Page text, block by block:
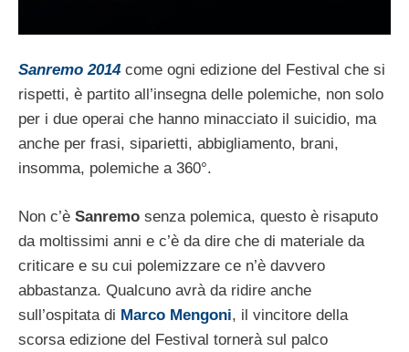
Sanremo 2014 come ogni edizione del Festival che si
rispetti, è partito all’insegna delle polemiche, non solo
per i due operai che hanno minacciato il suicidio, ma
anche per frasi, siparietti, abbigliamento, brani,
insomma, polemiche a 360°.
Non c’è Sanremo senza polemica, questo è risaputo
da moltissimi anni e c’è da dire che di materiale da
criticare e su cui polemizzare ce n’è davvero
abbastanza. Qualcuno avrà da ridire anche
sull’ospitata di Marco Mengoni, il vincitore della
scorsa edizione del Festival tornerà sul palco